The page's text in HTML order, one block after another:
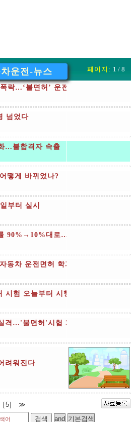
운전-뉴스 페이지: 1 / 8
락…‘불면허’ 운전시험 일주일
넘었다
…불합격자 속출
떻게 바뀌었나?
부터 실시
90%→10%대로…응시자들 어리둥절
동차 운전면허 학과시험 문제공개
시험 오늘부터 시행
격…'불면허'시험 22일 시행
려워진다
[5] ≫